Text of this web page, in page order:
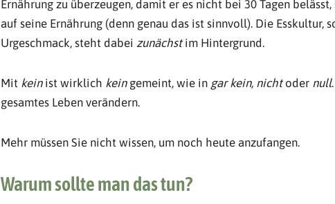
Ernährung zu überzeugen, damit er es nicht bei 30 Tagen
auf seine Ernährung (denn genau das ist sinnvoll). Die Esskultur,
Urgeschmack, steht dabei zunächstim Hintergrund.
Mitkeinist wirklich keingemeint, wie in gar kein, nichtodernull
gesamtes Leben verändern.
Mehr müssen Sie nicht wissen, um noch heute anzufangen.
Warum sollte man das tun?